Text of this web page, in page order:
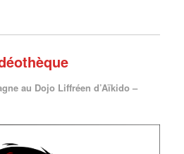
au Dojo Liffréen d’Aïkido –